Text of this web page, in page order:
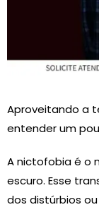
Aproveitando a
entender um
A nictofobia é o
escuro. Esse
dos distúrbios